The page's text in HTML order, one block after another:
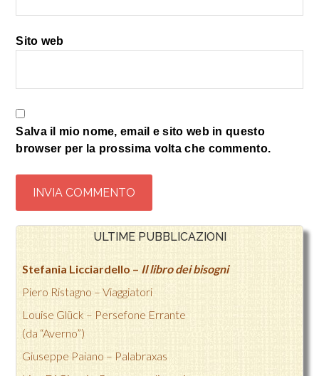
Sito web
Salva il mio nome, email e sito web in questo
browser per la prossima volta che commento.
ULTIME PUBBLICAZIONI
Stefania Licciardello – Il libro dei bisogni
Piero Ristagno – Viaggiatori
Louise Glück – Persefone Errante
(da “Averno”)
Giuseppe Paiano – Palabraxas